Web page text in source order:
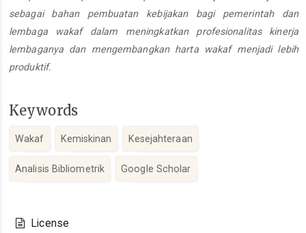
sebagai bahan pembuatan kebijakan bagi pemerintah dan
lembaga wakaf dalam meningkatkan profesionalitas kinerja
lembaganya dan mengembangkan harta wakaf menjadi lebih
produktif.
Keywords
Wakaf Kemiskinan Kesejahteraan
Analisis Bibliometrik Google Scholar
Details
License